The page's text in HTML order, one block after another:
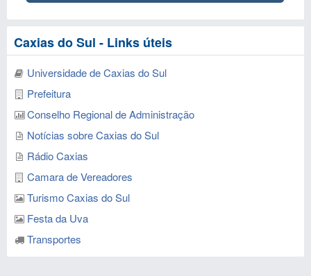
Caxias do Sul - Links úteis
Universidade de Caxias do Sul
Prefeitura
Conselho Regional de Administração
Notícias sobre Caxias do Sul
Rádio Caxias
Camara de Vereadores
Turismo Caxias do Sul
Festa da Uva
Transportes